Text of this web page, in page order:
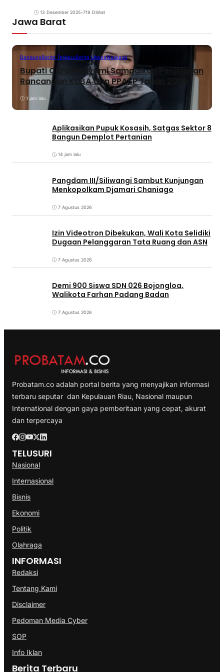
13 Desember 2025•719 Dilihat
Jawa Barat
BandungBerita TerbaruBerita UtamaNasional
Bupati Citra Pitriyami Sampaikan Penjelasan
Rancangan KUBA dan PPASP Tahun 2026
1 jam lalu
Aplikasikan Pupuk Kosasih, Satgas Sektor 8
Bangun Demplot Pertanian
14 jam lalu
Pangdam III/Siliwangi Sambut Kunjungan
Menkopolkam Djamari Chaniago
7 Agustus 2026
Izin Videotron Dibekukan, Wali Kota Selidiki
Dugaan Pelanggaran Tata Ruang dan ASN
7 Agustus 2026
Demi 900 Siswa SDN 026 Bojongloa,
Walikota Farhan Padang Badan
7 Agustus 2026
Probatam.co adalah portal berita yang menyajikan informasi
terbaru seputar dan Kepulauan Riau, Nasional maupun
International dengan gaya pemberitaan yang cepat, akurat
dan terpercaya
TELUSURI
Nasional
Internasional
Bisnis
Ekonomi
Politik
Olahraga
INFORMASI
Redaksi
Tentang Kami
Disclaimer
Pedoman Media Cyber
SOP
Info Iklan
Berita Terbaru